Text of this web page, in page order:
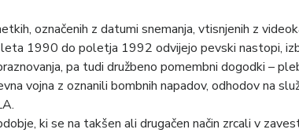
označenih z datumi snemanja, vtisnjenih z
1990 do poletja 1992 odvijejo pevski nastopi,
pa tudi družbeno pomembni dogodki –
vojna z oznanili bombnih napadov, odhodov na
ki se na takšen ali drugačen način zrcali v